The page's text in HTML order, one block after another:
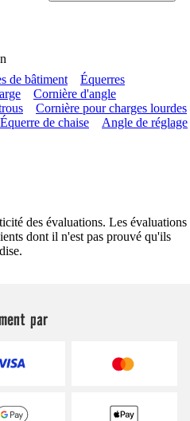
de bâtiment
Équerres
Cornière d'angle
Cornière pour charges lourdes
Équerre de chaise
Angle de réglage
des évaluations. Les évaluations
dont il n'est pas prouvé qu'ils
par